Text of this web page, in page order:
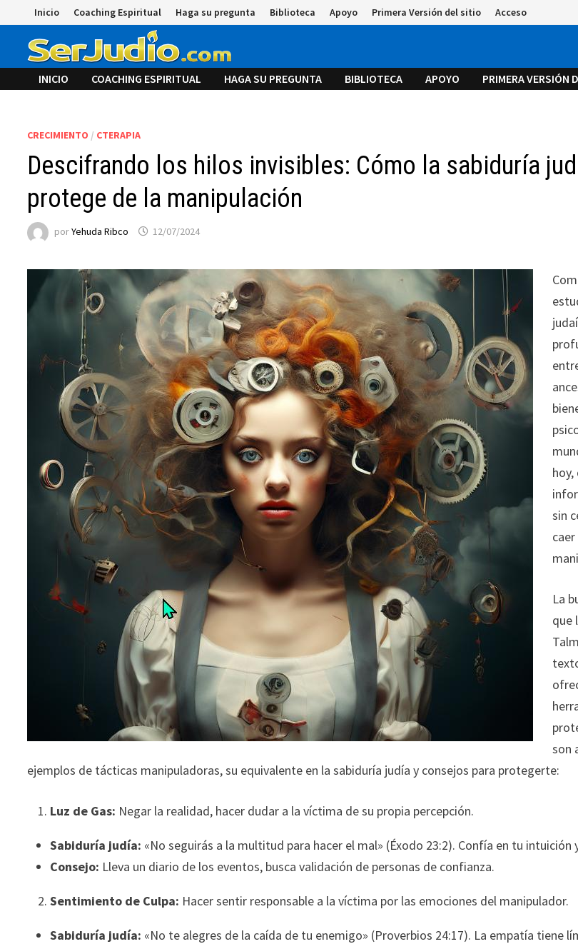
al
contenido
Inicio Coaching Espiritual Haga su pregunta Biblioteca Apoyo Primera Versión del sitio Acceso
INICIO COACHING ESPIRITUAL HAGA SU PREGUNTA BIBLIOTECA APOYO PRIMERA VERSIÓN
CRECIMIENTO / CTERAPIA
Descifrando los hilos invisibles: Cómo la sabiduría
protege de la manipulación
porYehuda Ribco 12/07/2024
hoy,
sin
La
que
son
ejemplos de tácticas manipuladoras, su equivalente en la sabiduría judía y consejos para protegerte:
Luz de Gas: Negar la realidad, hacer dudar a la víctima de su propia percepción.
Sabiduría judía: «No seguirás a la multitud para hacer el mal» (Éxodo 23:2). Confía en tu intuición
Consejo: Lleva un diario de los eventos, busca validación de personas de confianza.
Sentimiento de Culpa: Hacer sentir responsable a la víctima por las emociones del manipulador.
Sabiduría judía: «No te alegres de la caída de tu enemigo» (Proverbios 24:17). La empatía tiene